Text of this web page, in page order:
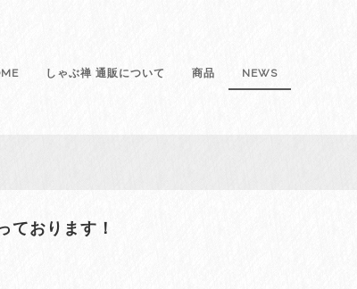
しゃぶ禅 通販について 商品 NEWS
ております！